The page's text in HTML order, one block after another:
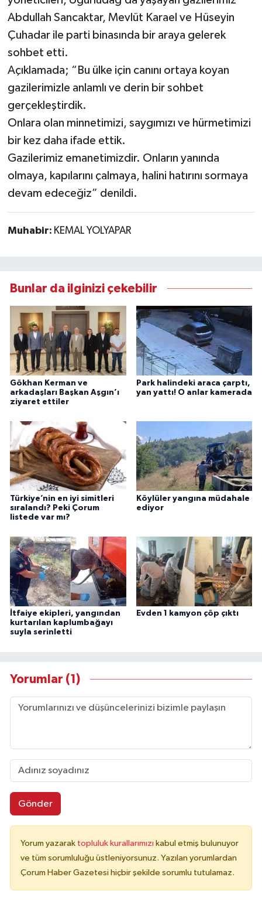
Abdullah Sancaktar, Mevlüt Karael ve Hüseyin
Çuhadar ile parti binasında bir araya gelerek
sohbet etti.
Açıklamada; “Bu ülke için canını ortaya koyan
gazilerimizle anlamlı ve derin bir sohbet
gerçekleştirdik.
Onlara olan minnetimizi, saygımızı ve hürmetimizi
bir kez daha ifade ettik.
Gazilerimiz emanetimizdir. Onların yanında
olmaya, kapılarını çalmaya, halini hatırını sormaya
devam edeceğiz” denildi.
Muhabir: KEMAL YOLYAPAR
Bunlar da ilginizi çekebilir
Gökhan Kerman ve
arkadaşları Başkan Aşgın’ı
ziyaret ettiler
Park halindeki araca çarptı,
yan yattı! O anlar kamerada
Türkiye’nin en iyi simitleri
sıralandı? Peki Çorum
listede var mı?
Köylüler yangına müdahale
ediyor
İtfaiye ekipleri, yangından
kurtarılan kaplumbağayı
suyla serinletti
Evden 1 kamyon çöp çıktı
Yorumlar (1)
Gönder
Yorum yazarak topluluk kurallarımızı kabul etmiş bulunuyor
ve tüm sorumluluğu üstleniyorsunuz. Yazılan yorumlardan
Çorum Haber Gazetesi hiçbir şekilde sorumlu tutulamaz.